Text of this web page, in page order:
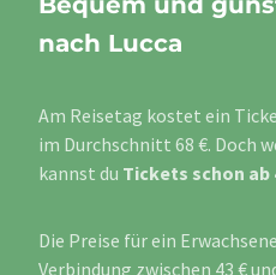
nach Lucca
Am Reisetag kostet ein
im Durchschnitt 68 €. Doch
kannst du Tickets schon ab
Die Preise für ein
Verbindung zwischen 43 €